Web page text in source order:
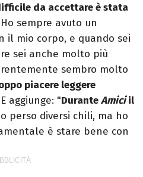
da accettare è stata
sempre avuto un
il mio corpo, e quando sei
sei anche molto più
sembro molto
piacere leggere
aggiunge: "DuranteAmiciil
perso diversi chili, ma ho
è stare bene con